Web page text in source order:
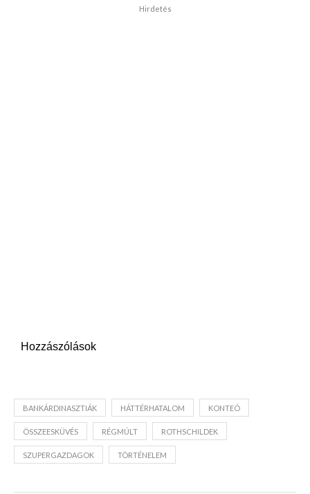
Hirdetés
Hozzászólások
BANKÁRDINASZTIÁK HÁTTÉRHATALOM KONTEÓ
ÖSSZEESKÜVÉS RÉGMÚLT ROTHSCHILDEK
SZUPERGAZDAGOK TÖRTÉNELEM